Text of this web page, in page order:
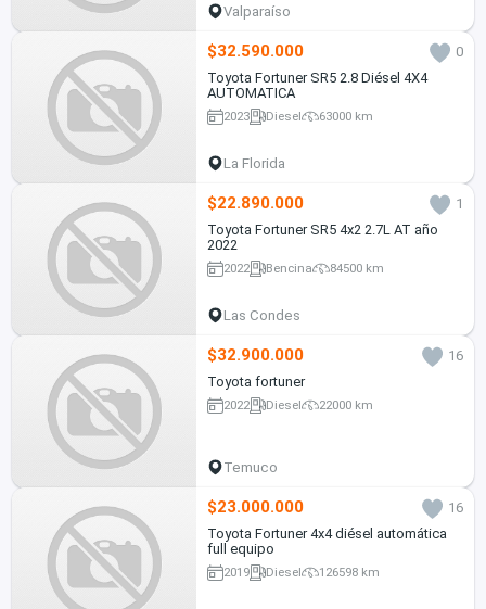
Valparaíso
$32.590.000
0
Toyota Fortuner SR5 2.8 Diésel 4X4
AUTOMATICA
2023 Diesel 63000 km
La Florida
$22.890.000
1
Toyota Fortuner SR5 4x2 2.7L AT año
2022
2022 Bencina 84500 km
Las Condes
$32.900.000
16
Toyota fortuner
2022 Diesel 22000 km
Temuco
$23.000.000
16
Toyota Fortuner 4x4 diésel automática
full equipo
2019 Diesel 126598 km